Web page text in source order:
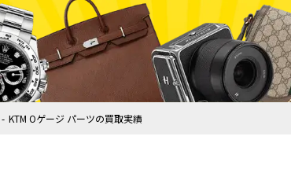
KTM Oゲージ パーツの買取実績